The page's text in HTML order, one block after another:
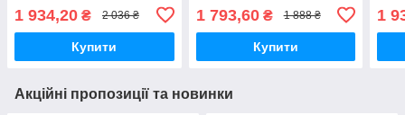
1 934,20 ₴ 2 036 ₴
Купити
1 793,60₴ 1 888 ₴
Купити
1
Акційні пропозиції та новинки